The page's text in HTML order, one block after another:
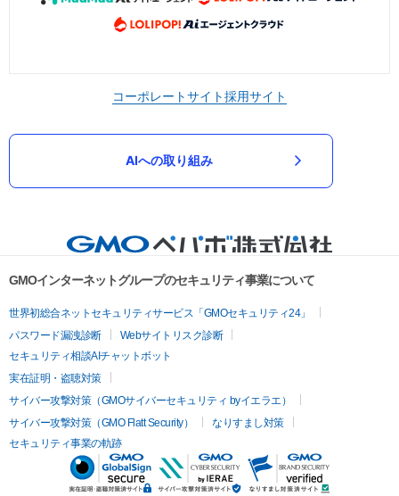
コーポレートサイト採用サイト
AIへの取り組み
GMOインターネットグループのセキュリティ事業について
世界初総合ネットセキュリティサービス「GMOセキュリティ24」
パスワード漏洩診断
Webサイトリスク診断
セキュリティ相談AIチャットボット
実在証明・盗聴対策
サイバー攻撃対策（GMOサイバーセキュリティ byイエラエ）
サイバー攻撃対策（GMO Flatt Security）
なりすまし対策
セキュリティ事業の軌跡